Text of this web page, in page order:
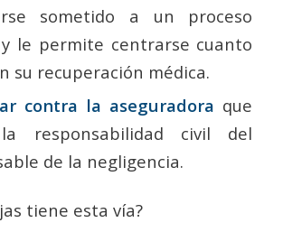
sometido a un proceso
le permite centrarse cuanto
su recuperación médica.
contra la aseguradora que
responsabilidad civil del
de la negligencia.
tiene esta vía?